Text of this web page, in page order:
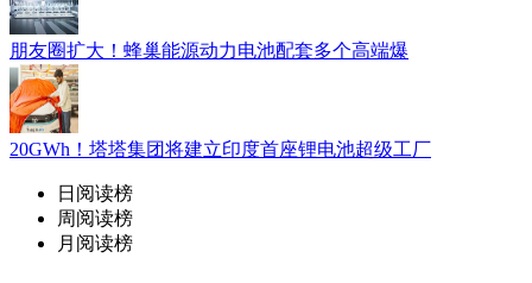
朋友圈扩大！蜂巢能源动力电池配套多个高端爆
20GWh！塔塔集团将建立印度首座锂电池超级工厂
日阅读榜
周阅读榜
月阅读榜